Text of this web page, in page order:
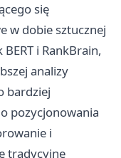
się
w dobie sztucznej
i RankBrain,
analizy
bardziej
pozycjonowania
i
tradycyjne